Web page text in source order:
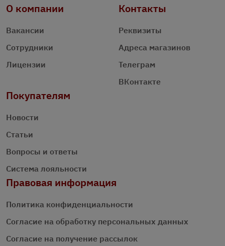
О компании
Вакансии
Сотрудники
Лицензии
Контакты
Реквизиты
Адреса магазинов
Телеграм
ВКонтакте
Покупателям
Новости
Статьи
Вопросы и ответы
Система лояльности
Правовая информация
Политика конфиденциальности
Согласие на обработку персональных данных
Согласие на получение рассылок